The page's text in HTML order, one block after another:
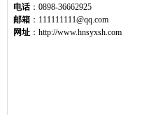
电话：0898-36662925
邮箱 ：111111111@qq.com
网址 ：http://www.hnsyxsh.com